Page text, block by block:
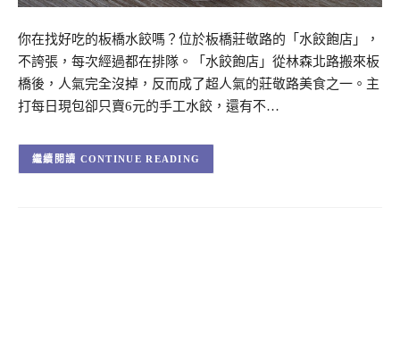
你在找好吃的板橋水餃嗎？位於板橋莊敬路的「水餃飽店」，
不誇張，每次經過都在排隊。「水餃飽店」從林森北路搬來板
橋後，人氣完全沒掉，反而成了超人氣的莊敬路美食之一。主
打每日現包卻只賣6元的手工水餃，還有不…
CONTINUE READING